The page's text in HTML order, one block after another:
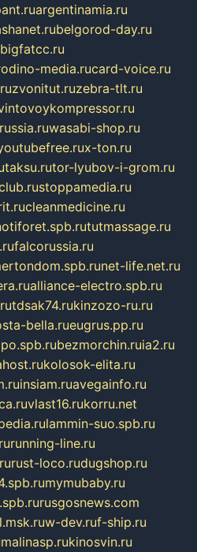
argentinamia.ru
belgorod-day.ru
bigfatcc.ru
media.rucard-voice.ru
zvonitut.ruzebra-tlt.ru
wasabi-shop.ru
x-ton.ru
taksu.rutor-lyubov-i-grom.ru
stoppamedia.ru
cleanmedicine.ru
tutmassage.ru
falcorussia.ru
net-life.net.ru
alliance-electro.spb.ru
tdsak74.rukinzozo-ru.ru
bella.rueugrus.pp.ru
bezmorchin.ruia2.ru
kolosok-elita.ru
insiam.ruavegainfo.ru
vlast16.rukorru.net
lammin-suo.spb.ru
running-line.ru
rust-loco.rudugshop.ru
mymubaby.ru
rusgosnews.com
w-dev.ruf-ship.ru
malinasp.rukinosvin.ru